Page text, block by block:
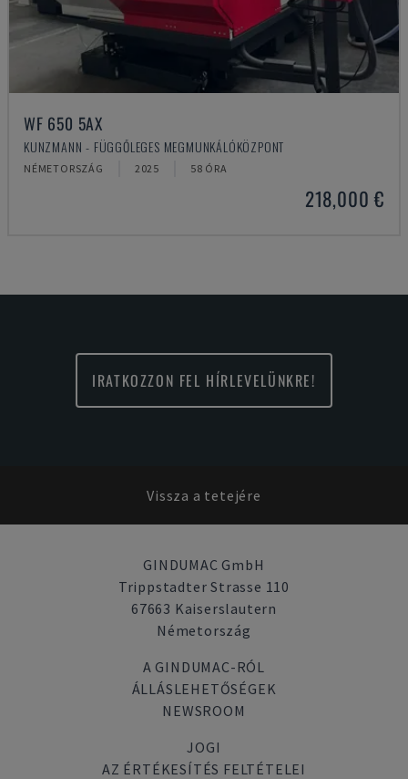
WF 650 5AX
KUNZMANN - FÜGGŐLEGES MEGMUNKÁLÓKÖZPONT
NÉMETORSZÁG 2025 58 ÓRA
218,000 €
IRATKOZZON FEL HÍRLEVELÜNKRE!
Vissza a tetejére
GINDUMAC GmbH
Trippstadter Strasse 110
67663 Kaiserslautern
Németország
A GINDUMAC-RÓL
ÁLLÁSLEHETŐSÉGEK
NEWSROOM
JOGI
AZ ÉRTÉKESÍTÉS FELTÉTELEI